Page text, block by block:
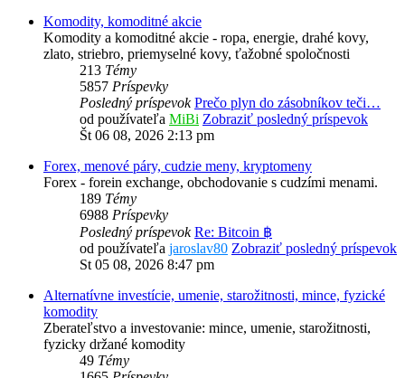
Komodity, komoditné akcie
Komodity a komoditné akcie - ropa, energie, drahé kovy,
zlato, striebro, priemyselné kovy, ťažobné spoločnosti
213 Témy
5857 Príspevky
Posledný príspevok Prečo plyn do zásobníkov teči…
od používateľa MiBi Zobraziť posledný príspevok
Št 06 08, 2026 2:13 pm
Forex, menové páry, cudzie meny, kryptomeny
Forex - forein exchange, obchodovanie s cudzími menami.
189 Témy
6988 Príspevky
Posledný príspevok Re: Bitcoin ฿
od používateľa jaroslav80 Zobraziť posledný príspevok
St 05 08, 2026 8:47 pm
Alternatívne investície, umenie, starožitnosti, mince, fyzické
komodity
Zberateľstvo a investovanie: mince, umenie, starožitnosti,
fyzicky držané komodity
49 Témy